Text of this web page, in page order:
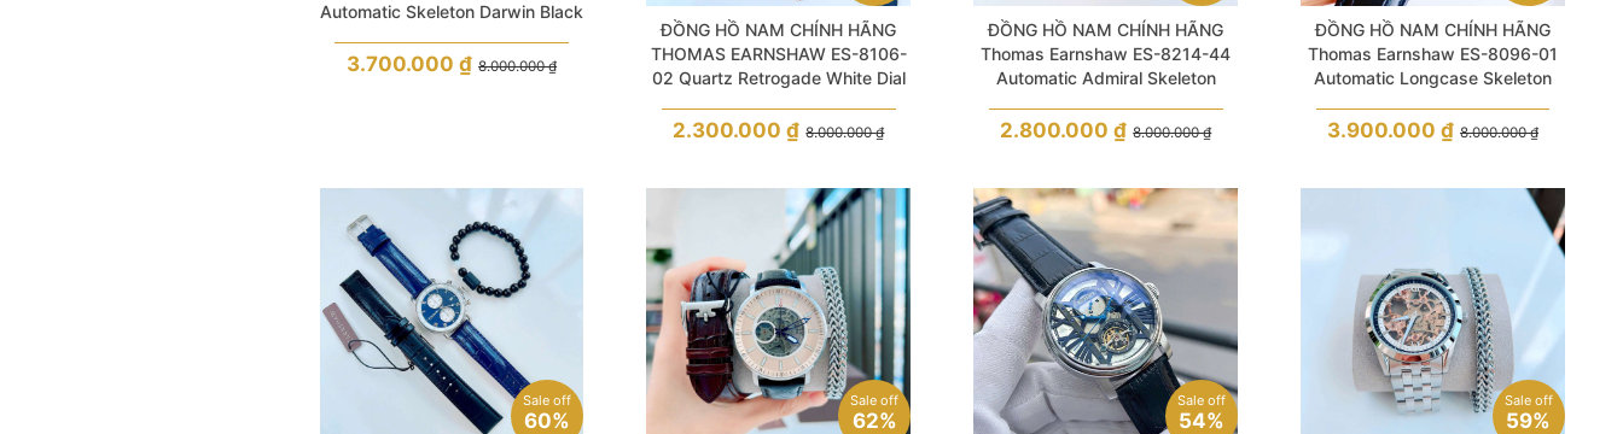
Automatic Skeleton Darwin Black
8.000.000₫
3.700.000₫
ĐỒNG HỒ NAM CHÍNH HÃNG
THOMAS EARNSHAW ES-8106-
02 Quartz Retrogade White Dial
8.000.000₫
2.300.000₫
ĐỒNG HỒ NAM CHÍNH HÃNG
Thomas Earnshaw ES-8214-44
Automatic Admiral Skeleton
8.000.000₫
2.800.000₫
ĐỒNG HỒ NAM CHÍNH HÃNG
Thomas Earnshaw ES-8096-01
Automatic Longcase Skeleton
Men 8.000.000₫
3.900.000₫
Sale off
60%
Sale off
62%
Sale off
54%
Sale off
59%